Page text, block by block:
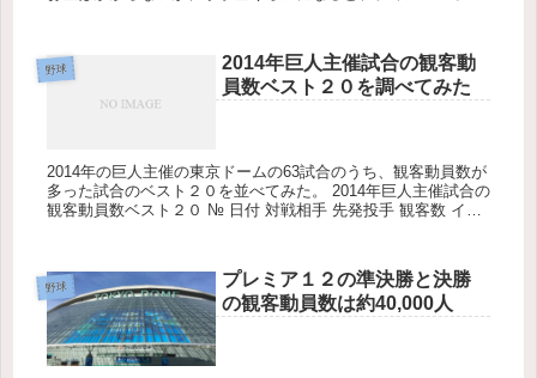
野球
2014年巨人主催試合の観客動
員数ベスト２０を調べてみた
2014年の巨人主催の東京ドームの63試合のうち、観客動員数が
多った試合のベスト２０を並べてみた。 2014年巨人主催試合の
観客動員数ベスト２０ № 日付 対戦相手 先発投手 観客数 イベ
野球
プレミア１２の準決勝と決勝
の観客動員数は約40,000人